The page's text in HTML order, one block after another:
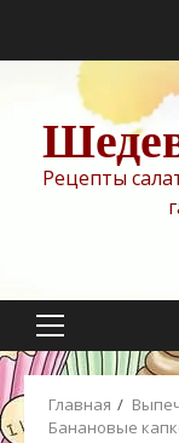
содержимому
Рецепты
Основное
меню
Главная
Банановые